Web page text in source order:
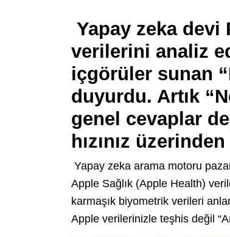
Yapay zeka devi
verilerini analiz
içgörüler sunan
duyurdu. Artık
genel cevaplar
hızınız
Yapay zeka arama motoru
Apple Sağlık (Apple Health)
karmaşık biyometrik verileri
Apple verilerinizle teşhis değil